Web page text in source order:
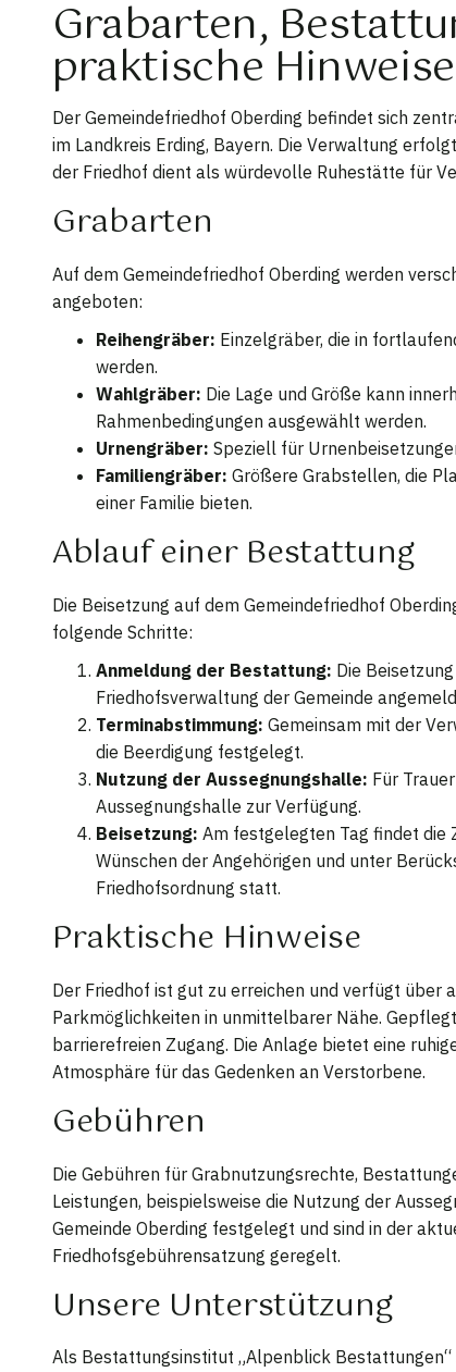
Grabarten,
praktische Hinweise
Der Gemeindefriedhof Oberding befindet sich
im Landkreis Erding, Bayern. Die Verwaltung
der Friedhof dient als würdevolle Ruhestätte für
Grabarten
Auf dem Gemeindefriedhof Oberding werden
angeboten:
Reihengräber: Einzelgräber, die in
werden.
Wahlgräber: Die Lage und Größe kann
Rahmenbedingungen ausgewählt werden.
Urnengräber: Speziell für
Familiengräber: Größere Grabstellen, die
einer Familie bieten.
Ablauf einer Bestattung
Die Beisetzung auf dem Gemeindefriedhof
folgende Schritte:
Anmeldung der Bestattung: Die
Friedhofsverwaltung der Gemeinde
Terminabstimmung: Gemeinsam mit der
die Beerdigung festgelegt.
Nutzung der Aussegnungshalle: Für
Aussegnungshalle zur Verfügung.
Beisetzung: Am festgelegten Tag findet die
Wünschen der Angehörigen und unter
Friedhofsordnung statt.
Praktische Hinweise
Der Friedhof ist gut zu erreichen und verfügt über
Parkmöglichkeiten in unmittelbarer Nähe.
barrierefreien Zugang. Die Anlage bietet eine
Atmosphäre für das Gedenken an Verstorbene.
Gebühren
Die Gebühren für Grabnutzungsrechte,
Leistungen, beispielsweise die Nutzung der
Gemeinde Oberding festgelegt und sind in der
Friedhofsgebührensatzung geregelt.
Unsere Unterstützung
Als Bestattungsinstitut „Alpenblick Bestattungen“